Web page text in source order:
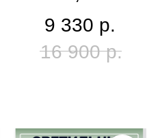
9 330 р.
16 900 р.